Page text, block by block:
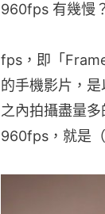
960fps 有幾慢
fps，即「
的手機影片，
之內拍攝盡量
960fps，就是